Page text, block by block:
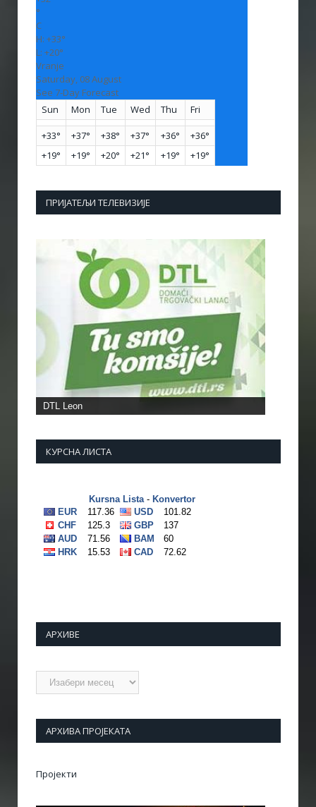
°
C
H: +33°
L: +20°
Vranje
Saturday, 08 August
See 7-Day Forecast
Sun
Mon Tue Wed Thu Fri
+33° +37° +38° +37° +36° +36°
+19° +19° +20° +21° +19° +19°
ПРИЈАТЕЉИ ТЕЛЕВИЗИЈЕ
Фото: МУП
КУРСНА ЛИСТА
АРХИВЕ
Архиве
АРХИВА ПРОЈЕКАТА
Пројекти